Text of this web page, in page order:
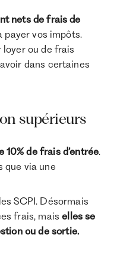
nets de frais de
payer vos impôts.
loyer ou de frais
dans certaines
supérieurs
de frais d’entrée.
que via une
SCPI. Désormais
frais, maiselles se
ou de sortie.